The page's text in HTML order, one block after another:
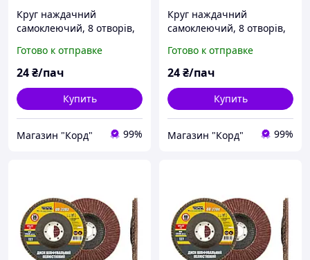
Круг наждачний
самоклеючий, 8 отворів,
Готово к отправке
24₴/пач
Купить
Магазин "Корд" 99%
Круг наждачний
самоклеючий, 8 отворів,
Готово к отправке
24₴/пач
Купить
Магазин "Корд" 99%